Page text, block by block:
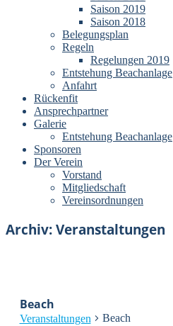
Saison 2019
Saison 2018
Belegungsplan
Regeln
Regelungen 2019
Entstehung Beachanlage
Anfahrt
Rückenfit
Ansprechpartner
Galerie
Entstehung Beachanlage
Sponsoren
Der Verein
Vorstand
Mitgliedschaft
Vereinsordnungen
Archiv: Veranstaltungen
Beach
Veranstaltungen Beach